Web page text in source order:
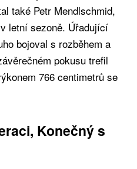
také Petr Mendlschmid,
letní sezoně. Úřadující
bojoval s rozběhem a
pokusu trefil
766 centimetrů se
Konečný s